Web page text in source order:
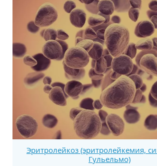
Эритролейкоз (эритролейкемия,
Гульельмо)